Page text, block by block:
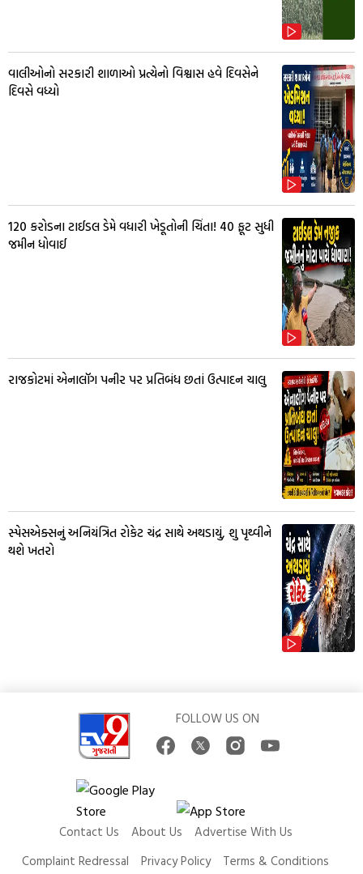
વાલીઓનો સરકારી શાળાઓ પ્રત્યેનો વિશ્વાસ હવે દિવસેને
દિવસે વધ્યો
₹120 કરોડના ટાઈડલ ડેમે વધારી ખેડૂતોની ચિંતા! 40 ફૂટ સુધી
જમીન ધોવાઈ
રાજકોટમાં એનાલૉગ પનીર પર પ્રતિબંધ છતાં ઉત્પાદન ચાલુ
સ્પેસએક્સનું અનિયંત્રિત રોકેટ ચંદ્ર સાથે અથડાયું, શુ પૃથ્વીને
થશે ખતરો
FOLLOW US ON
Contact Us About Us
Advertise With Us
Complaint Redressal
Privacy Policy Terms & Conditions